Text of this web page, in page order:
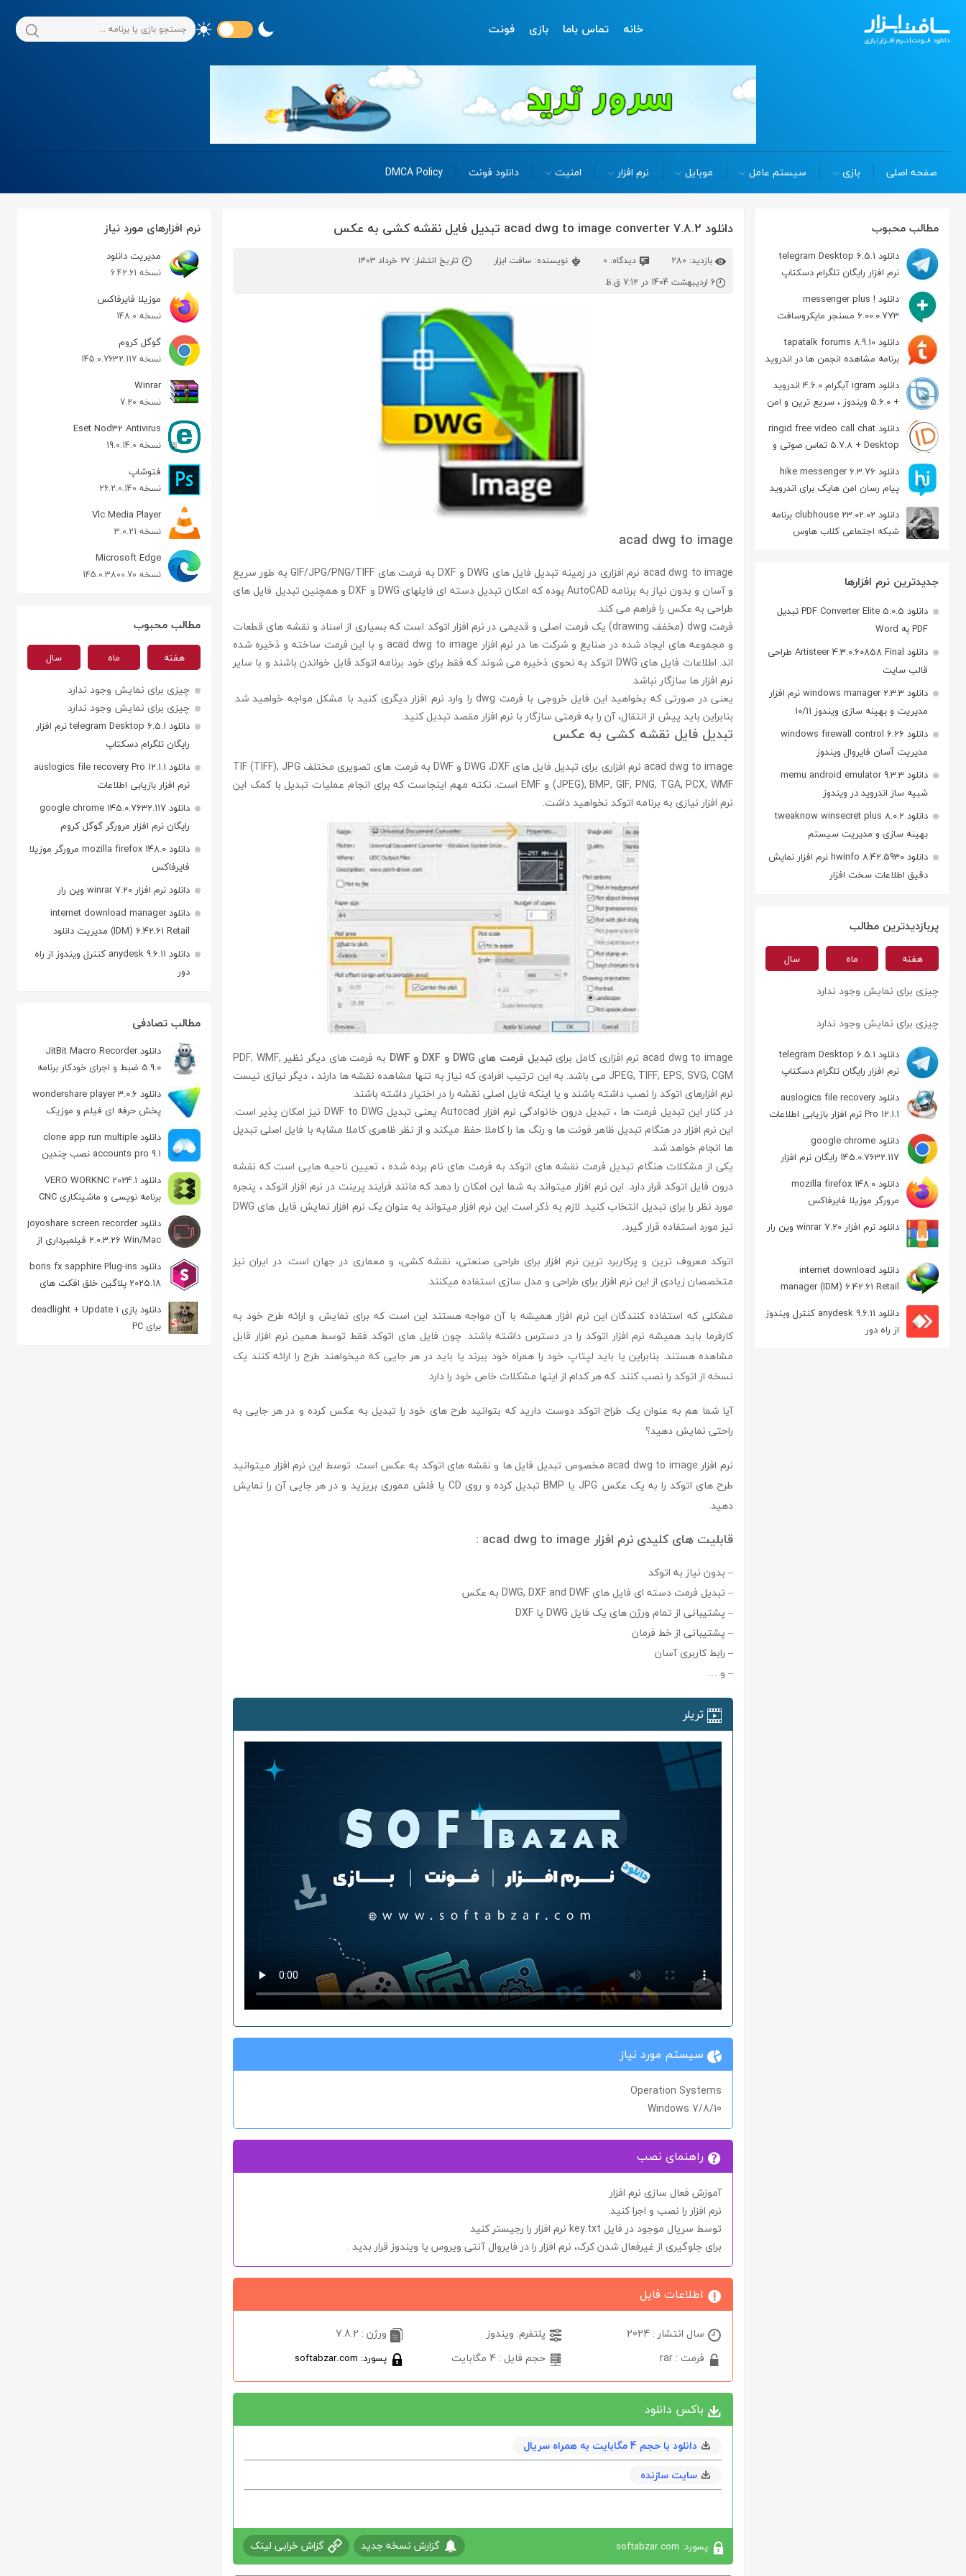
خانه تماس باما بازی فونت
صفحه اصلی بازی سیستم عامل موبایل نرم افزار امنیت دانلود فونت DMCA Policy
مطالب محبوب
دانلود telegram Desktop 6.5.1
نرم افزار رایگان تلگرام دسکتاپ
دانلود messenger plus !
6.00.0.773 مسنجر مایکروسافت
دانلود tapatalk forums 8.9.10
برنامه مشاهده انجمن ها در اندروید
دانلود igram آیگرام 4.6.0 اندروید
+ 5.6.0 ویندوز ، سریع ترین و امن
ترین نسخه تلگرام
دانلود ringid free video call chat
5.7.8 + Desktop تماس صوتی و
تصویری در اندروید
دانلود hike messenger 6.3.76
پیام‌ رسان‌ امن هایک برای اندروید
دانلود clubhouse 23.02.02 برنامه
شبکه اجتماعی کلاب هاوس
جدیدترین نرم افزارها
دانلود PDF Converter Elite 5.0.5 تبدیل
PDF به Word
دانلود Artisteer 4.3.0.60858 Final طراحی
قالب سایت
دانلود windows manager 2.3.3 نرم افزار
مدیریت و بهینه سازی ویندوز 10/11
دانلود windows firewall control 6.26
مدیریت آسان فایروال ویندوز
دانلود memu android emulator 9.3.3
شبیه ساز اندروید در ویندوز
دانلود tweaknow winsecret plus 8.0.2
بهینه سازی و مدیریت سیستم
دانلود hwinfo 8.42.5930 نرم افزار نمایش
دقیق اطلاعات سخت افزار
پربازدیدترین مطالب
هفته ماه سال
چیزی برای نمایش وجود ندارد
چیزی برای نمایش وجود ندارد
دانلود telegram Desktop 6.5.1
نرم افزار رایگان تلگرام دسکتاپ
دانلود auslogics file recovery
Pro 12.1.1 نرم افزار بازیابی اطلاعات
دانلود google chrome
145.0.7632.117 رایگان نرم افزار
مرورگر گوگل کروم
دانلود mozilla firefox 148.0
مرورگر موزیلا فایرفاکس
دانلود نرم افزار winrar 7.20 وین رار
دانلود internet download
manager (IDM) 6.42.61 Retail
مدیریت دانلود
دانلود anydesk 9.6.11 کنترل ویندوز
از راه دور
دانلود acad dwg to image converter 7.8.2 تبدیل فایل نقشه کشی به عکس
بازدید: 280 دیدگاه: 0 نویسنده: سافت ابزار
تاریخ انتشار: ۲۷ خرداد ۱۴۰۳
6 اردیبهشت 1404 در 7:12 ق.ظ
acad dwg to image
acad dwg to image نرم افزاری در زمینه تبدیل فایل های DWG و DXF به فرمت های GIF/JPG/PNG/TIFF به طور سریع
و آسان و بدون نیاز به برنامه AutoCAD بوده که امکان تبدیل دسته ای فایلهای DWG و DXF و همچنین تبدیل فایل های
طراحی به عکس را فراهم می کند.
فرمت dwg (مخفف drawing) یک فرمت اصلی و قدیمی در نرم افزار اتوکد است که بسیاری از اسناد و نقشه های قطعات
و مجموعه های ایجاد شده در صنایع و شرکت ها در نرم افزار acad dwg to image و با این فرمت ساخته و ذخیره شده
اند. اطلاعات فایل های DWG اتوکد به نحوی ذخیره می شوند که فقط برای خود برنامه اتوکد قابل خواندن باشند و با سایر
نرم افزار ها سازگار نباشد.
یعنی در صورتی که بخواهید این فایل خروجی با فرمت dwg را وارد نرم افزار دیگری کنید با مشکل مواجه خواهید شد.
بنابراین باید پیش از انتقال، آن را به فرمتی سازگار با نرم افزار مقصد تبدیل کنید.
تبدیل فایل نقشه کشی به عکس
acad dwg to image نرم افزاری برای تبدیل فایل های DWG ،DXF و DWF به فرمت های تصویری مختلف TIF (TIFF), JPG
(JPEG), BMP, GIF, PNG, TGA, PCX, WMF و EMF است. نکته مهم اینجاست که برای انجام عملیات تبدیل با کمک این
نرم افزار نیازی به برنامه اتوکد نخواهید داشت.
acad dwg to image نرم افزاری کامل برای تبدیل فرمت های DWG و DXF و DWF
به فرمت های دیگر نظیر PDF, WMF,
JPEG, TIFF, EPS, SVG, CGM می باشد. به این ترتیب افرادی که نیاز به تنها مشاهده نقشه ها دارند ، دیگر نیازی نیست
نرم افزارهای اتوکد را نصب داشته باشند و یا اینکه فایل اصلی نقشه را در اختیار داشته باشند.
در کنار این تبدیل فرمت ها ، تبدیل درون خانوادگی نرم افزار Autocad یعنی تبدیل DWF to DWG نیز امکان پذیر است.
این نرم افزار در هنگام تبدیل ظاهر فونت ها و رنگ ها را کاملا حفظ میکند و از نظر ظاهری کاملا مشابه با فایل اصلی تبدیل
ها انجام خواهد شد.
یکی از مشکلات هنگام تبدیل فرمت نقشه های اتوکد به فرمت های نام برده شده ، تعیین ناحیه هایی است که نقشه
درون فایل اتوکد قرار دارد. این نرم افزار میتواند به شما این امکان را دهد که مانند فرایند پرینت در نرم افزار اتوکد ، پنجره
مورد نظر را برای تبدیل انتخاب کنید. لازم به ذکر است این نرم افزار میتواند به عنوان یک نرم افزار نمایش فایل های DWG
نیز مورد استفاده قرار گیرد.
اتوکد معروف ترین و پرکاربرد ترین نرم افزار برای طراحی صنعتی، نقشه کشی، و معماری در جهان است. در ایران نیز
متخصصان زیادی از این نرم افزار برای طراحی و مدل سازی استفاده میکنند.
مشکلی که استفاده کنندگان این نرم افزار همیشه با آن مواجه هستند این است که برای نمایش و ارائه طرح خود به
کارفرما باید همیشه نرم افزار اتوکد را در دسترس داشته باشند. چون فایل های اتوکد فقط توسط همین نرم افزار قابل
مشاهده هستند. بنابراین یا باید لپتاپ خود را همراه خود ببرند یا باید در هر جایی که میخواهند طرح را ارائه کنند یک
نسخه از اتوکد را نصب کنند. که هر کدام از اینها مشکلات خاص خود را دارد.
آیا شما هم به عنوان یک طراح اتوکد دوست دارید که بتوانید طرح های خود را تبدیل به عکس کرده و در هر جایی به
راحتی نمایش دهید؟
نرم افزار acad dwg to image مخصوص تبدیل فایل ها و نقشه های اتوکد به عکس است. توسط این نرم افزار میتوانید
طرح های اتوکد را به یک عکس JPG یا BMP تبدیل کرده و روی CD یا فلش مموری بریزید و در هر جایی آن را نمایش
دهید.
قابلیت های کلیدی نرم افزار acad dwg to image :
– بدون نیاز به اتوکد
– تبدیل فرمت دسته ای فایل های DWG, DXF and DWF به عکس
– پشتیبانی از تمام ورژن های یک فایل DWG یا DXF
– پشتیبانی از خط فرمان
– رابط کاربری آسان
– و …
تریلر
سیستم مورد نیاز
Operation Systems
Windows 7/8/10
راهنمای نصب
آموزش فعال سازی نرم افزار
نرم افزار را نصب و اجرا کنید.
توسط سریال موجود در فایل key.txt نرم افزار را رجیستر کنید
برای جلوگیری از غیرفعال شدن کرک، نرم افزار را درفایروال آنتی ویروس یا ویندوزقرار بدید .
اطلاعات فایل
سال انتشار : 2024 پلتفرم: ویندوز
ورژن : 7.8.2
فرمت : rar
حجم فایل : 4 مگابایت پسورد: softabzar.com
باکس دانلود
دانلود با حجم 4 مگابايت به همراه سریال
سایت سازنده
پسورد: softabzar.com گزارش نسخه جدید گزاش خرابی لینک
نرم افزارهای مورد نیاز
مدیریت دانلود
نسخه 6.42.61
موزیلا فایرفاکس
نسخه 148.0
گوگل کروم
نسخه 145.0.7632.117
Winrar
نسخه 7.20
Eset Nod32 Antivirus
نسخه 19.0.14.0
فتوشاپ
نسخه 26.2.0.140
Vlc Media Player
نسخه 3.0.21
Microsoft Edge
نسخه 145.0.3800.70
مطالب محبوب
هفته ماه سال
چیزی برای نمایش وجود ندارد
چیزی برای نمایش وجود ندارد
دانلود telegram Desktop 6.5.1 نرم افزار
رایگان تلگرام دسکتاپ
دانلود auslogics file recovery Pro 12.1.1
نرم افزار بازیابی اطلاعات
دانلود google chrome 145.0.7632.117
رایگان نرم افزار مرورگر گوگل کروم
دانلود mozilla firefox 148.0 مرورگر موزیلا
فایرفاکس
دانلود نرم افزار winrar 7.20 وین رار
دانلود internet download manager
(IDM) 6.42.61 Retail مدیریت دانلود
دانلود anydesk 9.6.11 کنترل ویندوز از راه
دور
مطالب تصادفی
دانلود JitBit Macro Recorder
5.9.0 ضبط و اجرای خودکار برنامه
های ویندوز
دانلود wondershare player 3.0.6
پخش حرفه ای فیلم و موزیک
دانلود clone app run multiple
accounts pro 9.1 نصب چندین
نسخه از یک برنامه در اندروید
دانلود VERO WORKNC 2024.1
برنامه نویسی و ماشینکاری CNC
دانلود joyoshare screen recorder
2.0.3.26 Win/Mac فیلمبرداری از
صفحه نمایش ویندوز
دانلود boris fx sapphire Plug-ins
2025.18 پلاگین خلق افکت های
طبیعی و خیره کننده
دانلود بازی deadlight + Update 1
برای PC